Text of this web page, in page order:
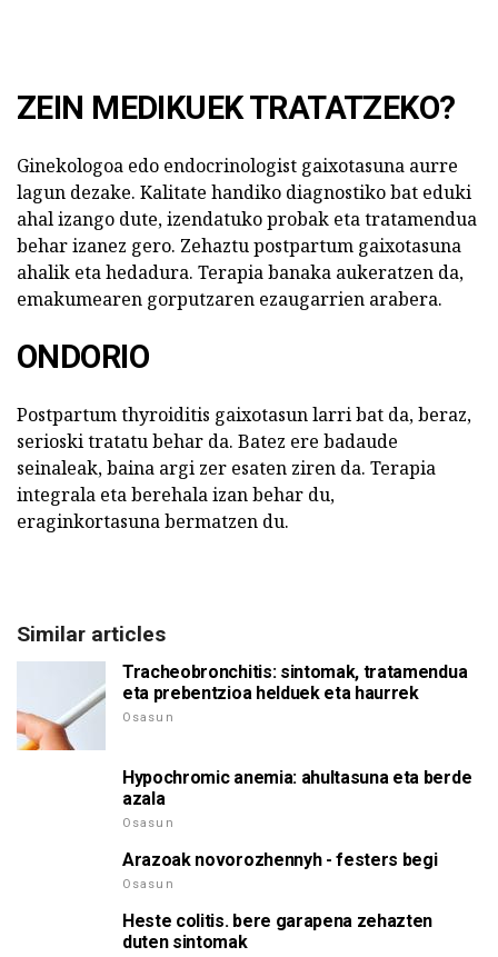
ZEIN MEDIKUEK TRATATZEKO?
Ginekologoa edo endocrinologist gaixotasuna aurre
lagun dezake. Kalitate handiko diagnostiko bat eduki
ahal izango dute, izendatuko probak eta tratamendua
behar izanez gero. Zehaztu postpartum gaixotasuna
ahalik eta hedadura. Terapia banaka aukeratzen da,
emakumearen gorputzaren ezaugarrien arabera.
ONDORIO
Postpartum thyroiditis gaixotasun larri bat da, beraz,
serioski tratatu behar da. Batez ere badaude
seinaleak, baina argi zer esaten ziren da. Terapia
integrala eta berehala izan behar du,
eraginkortasuna bermatzen du.
Similar articles
Tracheobronchitis: sintomak, tratamendua
eta prebentzioa helduek eta haurrek
Osasun
Hypochromic anemia: ahultasuna eta berde
azala
Osasun
Arazoak novorozhennyh - festers begi
Osasun
Heste colitis. bere garapena zehazten
duten sintomak